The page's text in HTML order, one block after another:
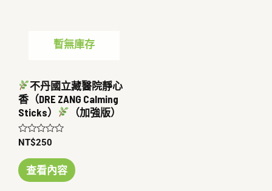
暫無庫存
不丹國立藏醫院靜心
香（DRE ZANG Calming
Sticks）
（加強版）
評
0
滿
分
NT$250
查看內容